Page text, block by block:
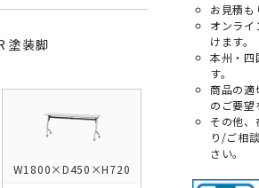
塗装脚
W1800×D450×H720
お見積も
オンラ
けます。
本州・四
す。
商品の適
のご要望
その他、
り/ご相
さい。